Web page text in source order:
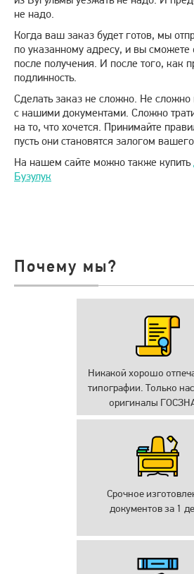
не надо.
Когда ваш заказ будет готов, мы
по указанному адресу, и вы сможете
после получения. И после того, как
подлинность.
Сделать заказ не сложно. Не сложно
с нашими документами. Сложно
на то, что хочется. Принимайте
пусть они становятся залогом
На нашем сайте можно также купить
Бузулук
Почему мы?
Никакой хорошо
типографии. Только
оригиналы
Срочное
документов за 1